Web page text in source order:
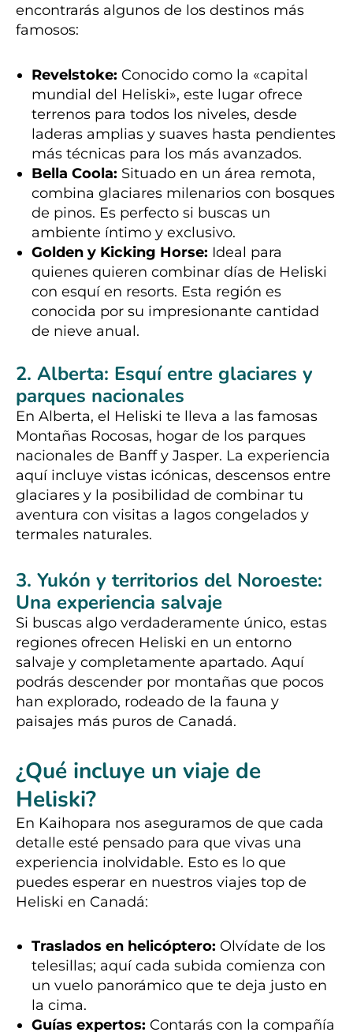
encontrarás algunos de los destinos más
famosos:
Revelstoke: Conocido como la «capital
mundial del Heliski», este lugar ofrece
terrenos para todos los niveles, desde
laderas amplias y suaves hasta pendientes
más técnicas para los más avanzados.
Bella Coola: Situado en un área remota,
combina glaciares milenarios con bosques
de pinos. Es perfecto si buscas un
ambiente íntimo y exclusivo.
Golden y Kicking Horse: Ideal para
quienes quieren combinar días de Heliski
con esquí en resorts. Esta región es
conocida por su impresionante cantidad
de nieve anual.
2. Alberta: Esquí entre glaciares y
parques nacionales
En Alberta, el Heliski te lleva a las famosas
Montañas Rocosas, hogar de los parques
nacionales de Banff y Jasper. La experiencia
aquí incluye vistas icónicas, descensos entre
glaciares y la posibilidad de combinar tu
aventura con visitas a lagos congelados y
termales naturales.
3. Yukón y territorios del Noroeste:
Una experiencia salvaje
Si buscas algo verdaderamente único, estas
regiones ofrecen Heliski en un entorno
salvaje y completamente apartado. Aquí
podrás descender por montañas que pocos
han explorado, rodeado de la fauna y
paisajes más puros de Canadá.
¿Qué incluye un viaje de
Heliski?
En Kaihopara nos aseguramos de que cada
detalle esté pensado para que vivas una
experiencia inolvidable. Esto es lo que
puedes esperar en nuestros viajes top de
Heliski en Canadá:
Traslados en helicóptero: Olvídate de los
telesillas; aquí cada subida comienza con
un vuelo panorámico que te deja justo en
la cima.
Guías expertos: Contarás con la compañía